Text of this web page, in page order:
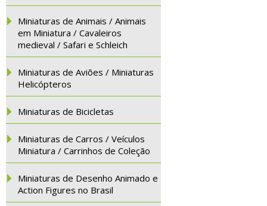
Miniaturas de Animais / Animais
em Miniatura / Cavaleiros
medieval / Safari e Schleich
Miniaturas de Aviões / Miniaturas
Helicópteros
Miniaturas de Bicicletas
Miniaturas de Carros / Veículos
Miniatura / Carrinhos de Coleção
Miniaturas de Desenho Animado e
Action Figures no Brasil